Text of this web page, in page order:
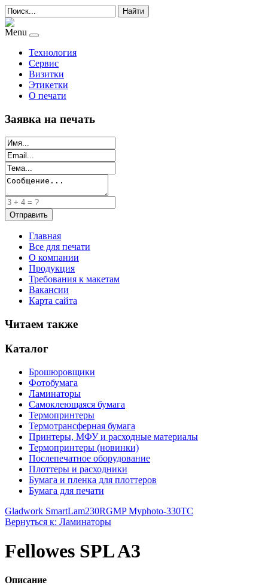
Найти
Menu
Технология
Сервис
Визитки
Этикетки
О печати
Заявка на печать
Главная
Все для печати
О компании
Продукция
Требования к макетам
Вакансии
Карта сайта
Читаем также
Каталог
Брошюровщики
Фотобумага
Ламинаторы
Самоклеющаяся бумага
Термопринтеры
Термотрансферная бумага
Принтеры, МФУ и расходные материалы
Термопринтеры (новинки)
Послепечатное оборудование
Плоттеры и расходники
Бумага и пленка для плоттеров
Бумага для печати
Gladwork SmartLam230RGMP Myphoto-330TC
Вернуться к: Ламинаторы
Fellowes SPL A3
Описание